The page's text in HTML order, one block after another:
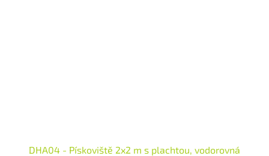
DHA04 - Pískoviště 2x2 m s plachtou, vodorovná